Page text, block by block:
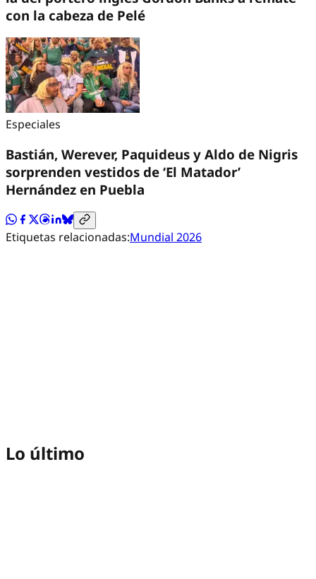
con la cabeza de Pelé
Especiales
Bastián, Werever, Paquideus y Aldo de Nigris
sorprenden vestidos de ‘El Matador’
Hernández en Puebla
Etiquetas relacionadas:Mundial 2026
Lo último